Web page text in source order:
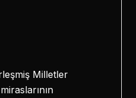
Milletler